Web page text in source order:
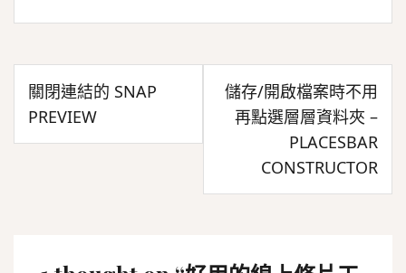
文
章
導
關閉連結的 SNAP
PREVIEW
儲存/開啟檔案時不用
再點選層層資料夾 –
PLACESBAR
CONSTRUCTOR